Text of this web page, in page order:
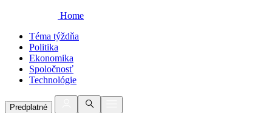
Home
Téma týždňa
Politika
Ekonomika
Spoločnosť
Technológie
Predplatné